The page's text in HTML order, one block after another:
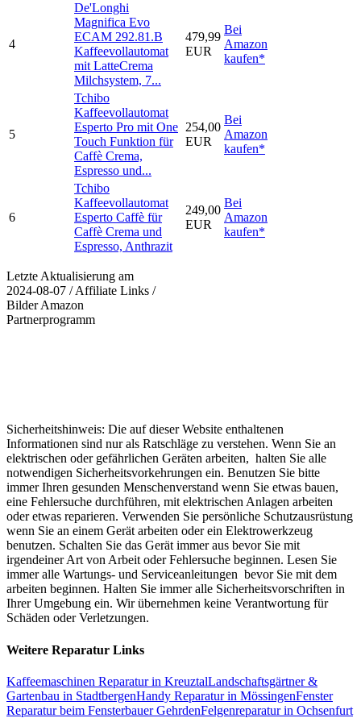
4
De'Longhi
Magnifica Evo
ECAM 292.81.B
Kaffeevollautomat
mit LatteCrema
Milchsystem, 7...
479,99
EUR
Bei
Amazon
kaufen*
5
Tchibo
Kaffeevollautomat
Esperto Pro mit One
Touch Funktion für
Caffè Crema,
Espresso und...
254,00
EUR
Bei
Amazon
kaufen*
6
Tchibo
Kaffeevollautomat
Esperto Caffè für
Caffè Crema und
Espresso, Anthrazit
249,00
EUR
Bei
Amazon
kaufen*
Letzte Aktualisierung am
2024-08-07 / Affiliate Links /
Bilder Amazon
Partnerprogramm
Sicherheitshinweis: Die auf dieser Website enthaltenen
Informationen sind nur als Ratschläge zu verstehen. Wenn Sie an
elektrischen oder gefährlichen Geräten arbeiten, halten Sie alle
notwendigen Sicherheitsvorkehrungen ein. Benutzen Sie bitte
immer Ihren gesunden Menschenverstand wenn Sie etwas bauen,
eine Fehlersuche durchführen, mit elektrischen Anlagen arbeiten
oder etwas reparieren. Verwenden Sie persönliche Schutzausrüstung
wenn Sie an einem Gerät arbeiten oder ein Elektrowerkzeug
benutzen. Schalten Sie das Gerät immer aus bevor Sie mit
irgendeiner Art von Arbeit oder Fehlersuche beginnen. Lesen Sie
immer alle Wartungs- und Serviceanleitungen bevor Sie mit dem
arbeiten beginnen. Halten Sie immer alle Sicherheitsvorschriften in
Ihrer Umgebung ein. Wir übernehmen keine Verantwortung für
Schäden oder Verletzungen.
Weitere Reparatur Links
Kaffeemaschinen Reparatur in KreuztalLandschaftsgärtner &
Gartenbau in StadtbergenHandy Reparatur in MössingenFenster
Reparatur beim Fensterbauer GehrdenFelgenreparatur in Ochsenfurt